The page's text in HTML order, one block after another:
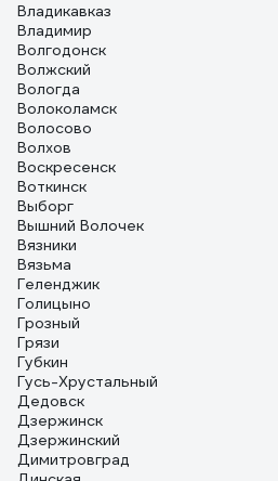
Владикавказ
Владимир
Волгодонск
Волжский
Вологда
Волоколамск
Волосово
Волхов
Воскресенск
Воткинск
Выборг
Вышний Волочек
Вязники
Вязьма
Геленджик
Голицыно
Грозный
Грязи
Губкин
Гусь-Хрустальный
Дедовск
Дзержинск
Дзержинский
Димитровград